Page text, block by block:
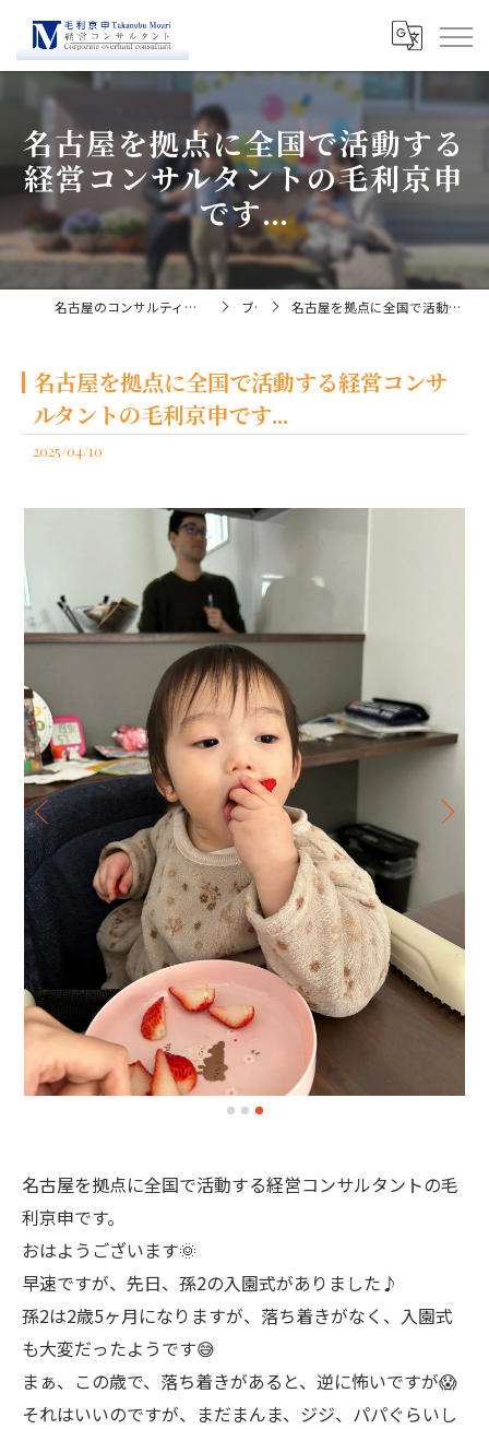
名古屋を拠点に全国で活動する
経営コンサルタントの毛利京申
です...
名古屋のコンサルティングなら経営コンサルタント毛利京申 ブログ 名古屋を拠点に全国で活動する経営コンサルタントの毛利京申です...
名古屋を拠点に全国で活動する経営コンサ
ルタントの毛利京申です...
2025/04/10
名古屋を拠点に全国で活動する経営コンサルタントの毛
利京申です。
おはようございます🌞
早速ですが、先日、孫2の入園式がありました♪
孫2は2歳5ヶ月になりますが、落ち着きがなく、入園式
も大変だったようです😅
まぁ、この歳で、落ち着きがあると、逆に怖いですが😱
それはいいのですが、まだまんま、ジジ、パパぐらいし